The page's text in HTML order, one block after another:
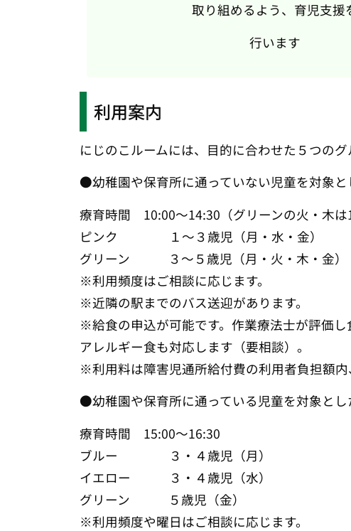
取り組めるよう、育児支援
行います
利用案内
にじのこルームには、目的に合わせた５つのグ
●幼稚園や保育所に通っていない児童を対象と
療育時間 10:00～14:30（グリーンの火・木は
ピンク １～３歳児（月・水・金）
グリーン ３～５歳児（月・火・木・金）
※利用頻度はご相談に応じます。
※近隣の駅までのバス送迎があります。
※給食の申込が可能です。作業療法士が評価し
アレルギー食も対応します（要相談）。
※利用料は障害児通所給付費の利用者負担額内
●幼稚園や保育所に通っている児童を対象とし
療育時間 15:00～16:30
ブルー ３・４歳児（月）
イエロー ３・４歳児（水）
グリーン ５歳児（金）
※利用頻度や曜日はご相談に応じます。